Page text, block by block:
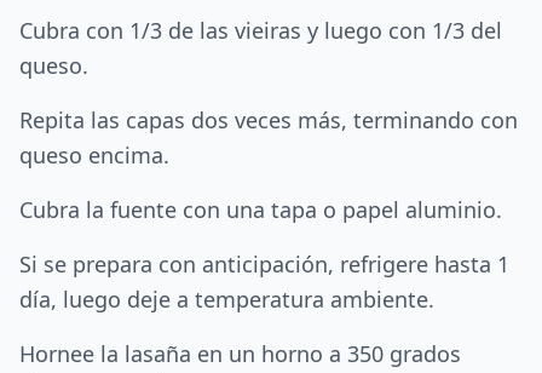
Cubra con 1/3 de las vieiras y luego con 1/3 del
queso.
Repita las capas dos veces más, terminando con
queso encima.
Cubra la fuente con una tapa o papel aluminio.
Si se prepara con anticipación, refrigere hasta 1
día, luego deje a temperatura ambiente.
Hornee la lasaña en un horno a 350 grados